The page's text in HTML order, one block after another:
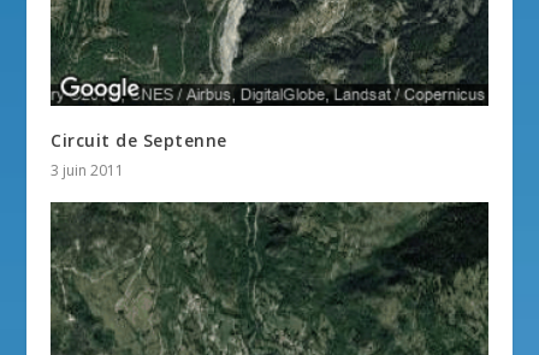
Circuit de Septenne
3 juin 2011